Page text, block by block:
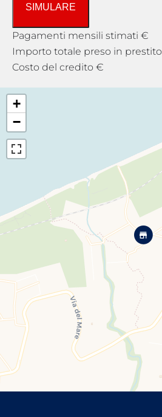
SIMULARE
Pagamenti mensili stimati €
Importo totale preso in prestito
Costo del credito €
+
−